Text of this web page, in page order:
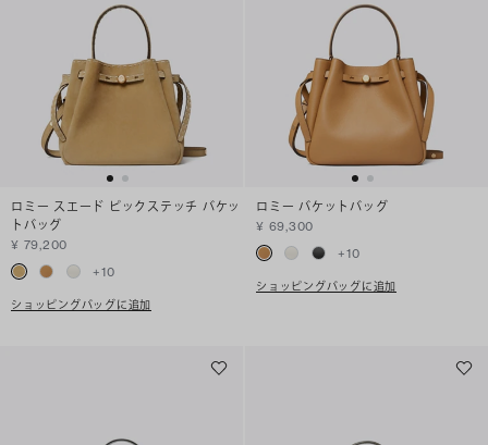
ロミー スエード ピックステッチ バケッ
トバッグ
¥ 79,200
+10
ショッピングバッグに追加
ロミー バケットバッグ
¥ 69,300
+10
ショッピングバッグに追加